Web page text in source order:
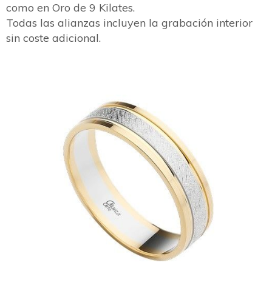
como en Oro de 9 Kilates.
Todas las alianzas incluyen la grabación interior
sin coste adicional.